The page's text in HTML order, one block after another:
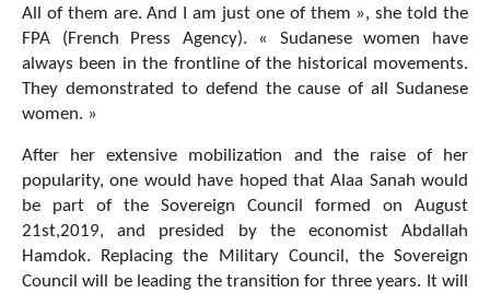
All of them are. And I am just one of them », she told the
FPA (French Press Agency). « Sudanese women have
always been in the frontline of the historical movements.
They demonstrated to defend the cause of all Sudanese
women. »
After her extensive mobilization and the raise of her
popularity, one would have hoped that Alaa Sanah would
be part of the Sovereign Council formed on August
21st,2019, and presided by the economist Abdallah
Hamdok. Replacing the Military Council, the Sovereign
Council will be leading the transition for three years. It will